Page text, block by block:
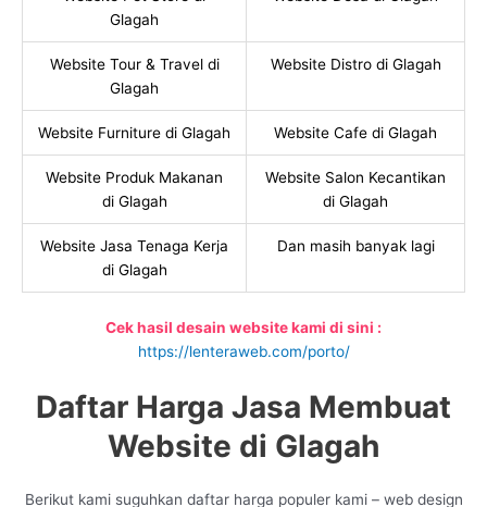
Glagah
Website Tour & Travel di
Glagah
Website Distro di Glagah
Website Furniture di Glagah Website Cafe di Glagah
Website Produk Makanan
di Glagah
Website Salon Kecantikan
di Glagah
Website Jasa Tenaga Kerja
di Glagah
Dan masih banyak lagi
Cek hasil desain website kami di sini :
https://lenteraweb.com/porto/
Daftar Harga Jasa Membuat
Website di Glagah
Berikut kami suguhkan daftar harga populer kami – web design